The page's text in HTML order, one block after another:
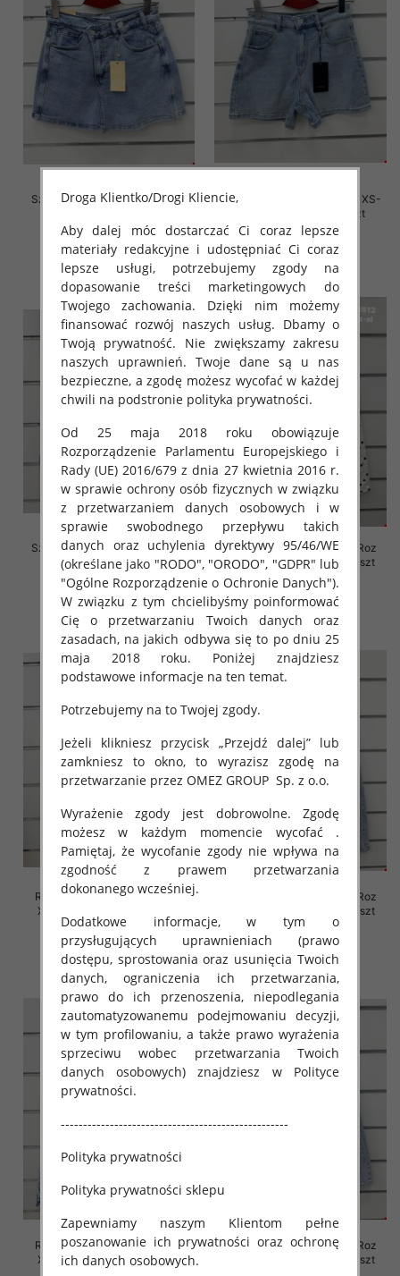
Szorty damskie jeansy Roz XS-
46.00 zł
szczegóły
Szorty damskie jeansy Roz XS-
XL, 1 Kolor Paczka 10 szt
44.00 zł
szczegóły
Szorty damskie jeansy Roz XS-
XL, 1 Kolor Paczka 10 szt
44.00 zł
szczegóły
Rybaczki damskie jeansy Roz
XS-XL, 1 Kolor Paczka 10 szt
54.00 zł
szczegóły
Rybaczki damskie jeansy Roz
XS-XL, 1 Kolor Paczka 10 szt
54.00 zł
szczegóły
Rybaczki damskie jeansy Roz
XS-XL, 1 Kolor Paczka 10 szt
52.00 zł
szczegóły
Rybaczki damskie jeansy Roz
XS-XL, 1 Kolor Paczka 10 szt
Rybaczki damskie jeansy Roz
XS-XL, 1 Kolor Paczka 10 szt
Droga Klientko/Drogi Kliencie,
Aby dalej móc dostarczać Ci coraz lepsze
materiały redakcyjne i udostępniać Ci coraz
lepsze usługi, potrzebujemy zgody na
dopasowanie treści marketingowych do
Twojego zachowania. Dzięki nim możemy
finansować rozwój naszych usług. Dbamy o
Twoją prywatność. Nie zwiększamy zakresu
naszych uprawnień. Twoje dane są u nas
bezpieczne, a zgodę możesz wycofać w każdej
chwili na podstronie polityka prywatności.
Od 25 maja 2018 roku obowiązuje
Rozporządzenie Parlamentu Europejskiego i
Rady (UE) 2016/679 z dnia 27 kwietnia 2016 r.
w sprawie ochrony osób fizycznych w związku
z przetwarzaniem danych osobowych i w
sprawie swobodnego przepływu takich
danych oraz uchylenia dyrektywy 95/46/WE
(określane jako "RODO", "ORODO", "GDPR" lub
"Ogólne Rozporządzenie o Ochronie Danych").
W związku z tym chcielibyśmy poinformować
Cię o przetwarzaniu Twoich danych oraz
zasadach, na jakich odbywa się to po dniu 25
maja 2018 roku. Poniżej znajdziesz
podstawowe informacje na ten temat.
Potrzebujemy na to Twojej zgody.
Jeżeli klikniesz przycisk „Przejdź dalej” lub
zamkniesz to okno, to wyrazisz zgodę na
przetwarzanie przez OMEZ GROUP Sp. z o.o.
Wyrażenie zgody jest dobrowolne. Zgodę
możesz w każdym momencie wycofać .
Pamiętaj, że wycofanie zgody nie wpływa na
zgodność z prawem przetwarzania
dokonanego wcześniej.
Dodatkowe informacje, w tym o
przysługujących uprawnieniach (prawo
dostępu, sprostowania oraz usunięcia Twoich
danych, ograniczenia ich przetwarzania,
prawo do ich przenoszenia, niepodlegania
zautomatyzowanemu podejmowaniu decyzji,
w tym profilowaniu, a także prawo wyrażenia
sprzeciwu wobec przetwarzania Twoich
danych osobowych) znajdziesz w Polityce
prywatności.
---------------------------------------------------
Polityka prywatności
Polityka prywatności sklepu
Zapewniamy naszym Klientom pełne
poszanowanie ich prywatności oraz ochronę
ich danych osobowych.